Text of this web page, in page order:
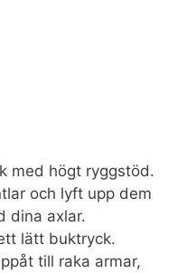
med högt ryggstöd.
och lyft upp dem
dina axlar.
lätt buktryck.
till raka armar,